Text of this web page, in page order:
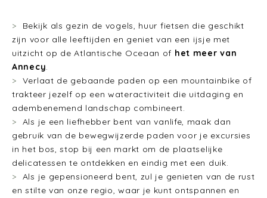
Bekijk als gezin de vogels, huur fietsen die geschikt
zijn voor alle leeftijden en geniet van een ijsje met
uitzicht op de Atlantische Oceaan of het meer van
Annecy.
Verlaat de gebaande paden op een mountainbike of
trakteer jezelf op een wateractiviteit die uitdaging en
adembenemend landschap combineert.
Als je een liefhebber bent van vanlife, maak dan
gebruik van de bewegwijzerde paden voor je excursies
in het bos, stop bij een markt om de plaatselijke
delicatessen te ontdekken en eindig met een duik.
Als je gepensioneerd bent, zul je genieten van de rust
en stilte van onze regio, waar je kunt ontspannen en